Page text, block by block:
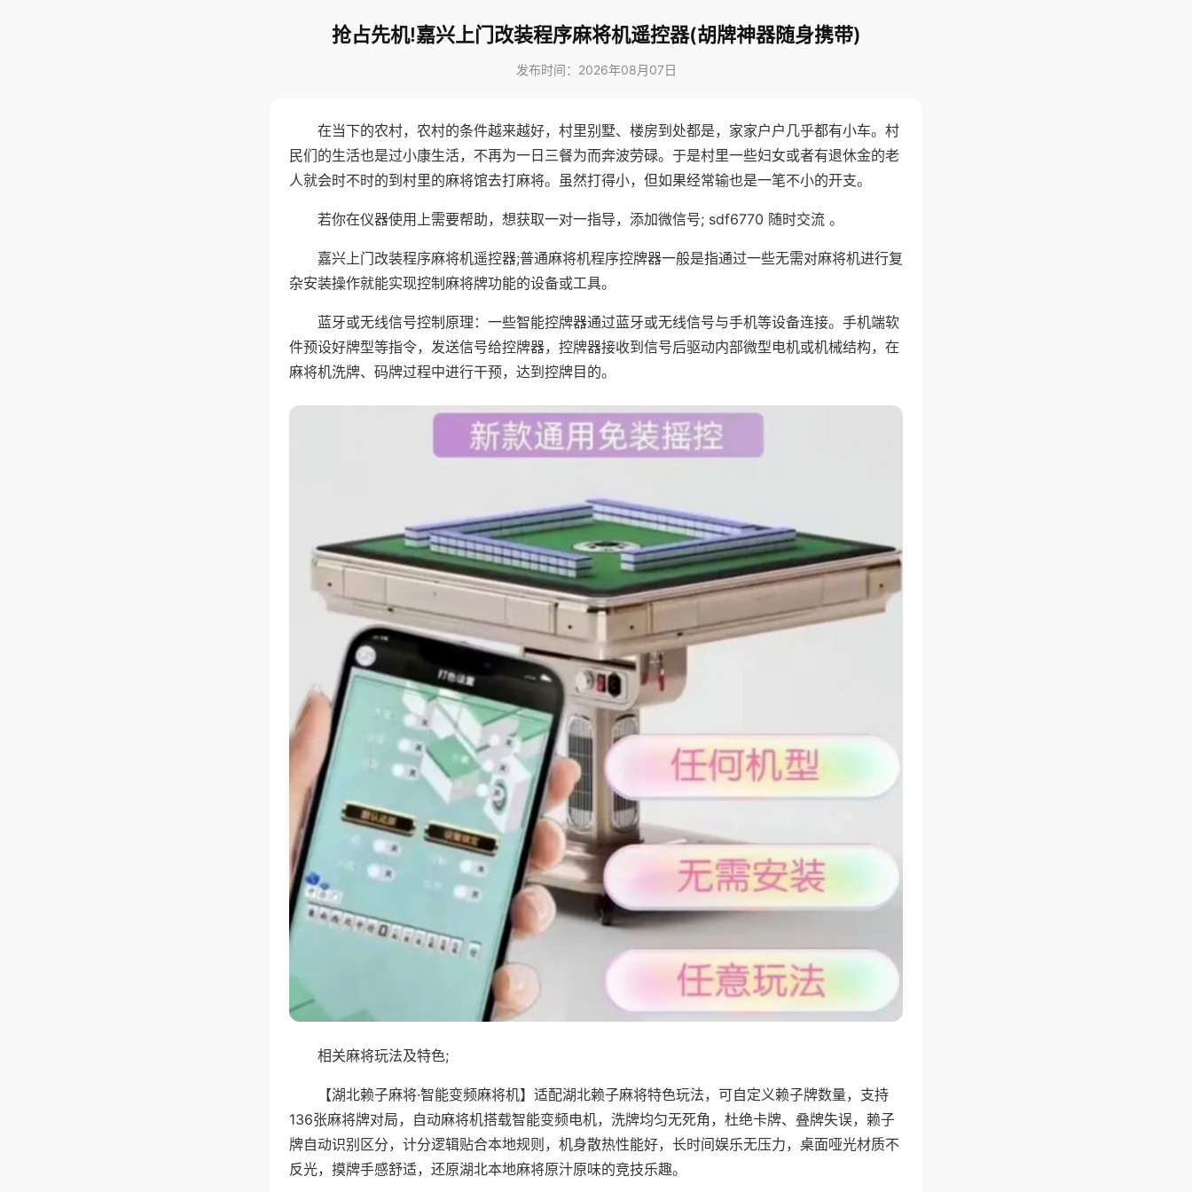
抢占先机!嘉兴上门改装程序麻将机遥控器(胡牌神器随身携带)
发布时间：2026年08月07日
在当下的农村，农村的条件越来越好，村里别墅、楼房到处都是，家家户户几乎都有小车。村
民们的生活也是过小康生活，不再为一日三餐为而奔波劳碌。于是村里一些妇女或者有退休金的老
人就会时不时的到村里的麻将馆去打麻将。虽然打得小，但如果经常输也是一笔不小的开支。
若你在仪器使用上需要帮助，想获取一对一指导，添加微信号; sdf6770 随时交流 。
嘉兴上门改装程序麻将机遥控器;普通麻将机程序控牌器一般是指通过一些无需对麻将机进行复
杂安装操作就能实现控制麻将牌功能的设备或工具。
蓝牙或无线信号控制原理：一些智能控牌器通过蓝牙或无线信号与手机等设备连接。手机端软
件预设好牌型等指令，发送信号给控牌器，控牌器接收到信号后驱动内部微型电机或机械结构，在
麻将机洗牌、码牌过程中进行干预，达到控牌目的。
相关麻将玩法及特色;
【湖北赖子麻将·智能变频麻将机】适配湖北赖子麻将特色玩法，可自定义赖子牌数量，支持
136张麻将牌对局，自动麻将机搭载智能变频电机，洗牌均匀无死角，杜绝卡牌、叠牌失误，赖子
牌自动识别区分，计分逻辑贴合本地规则，机身散热性能好，长时间娱乐无压力，桌面哑光材质不
反光，摸牌手感舒适，还原湖北本地麻将原汁原味的竞技乐趣。